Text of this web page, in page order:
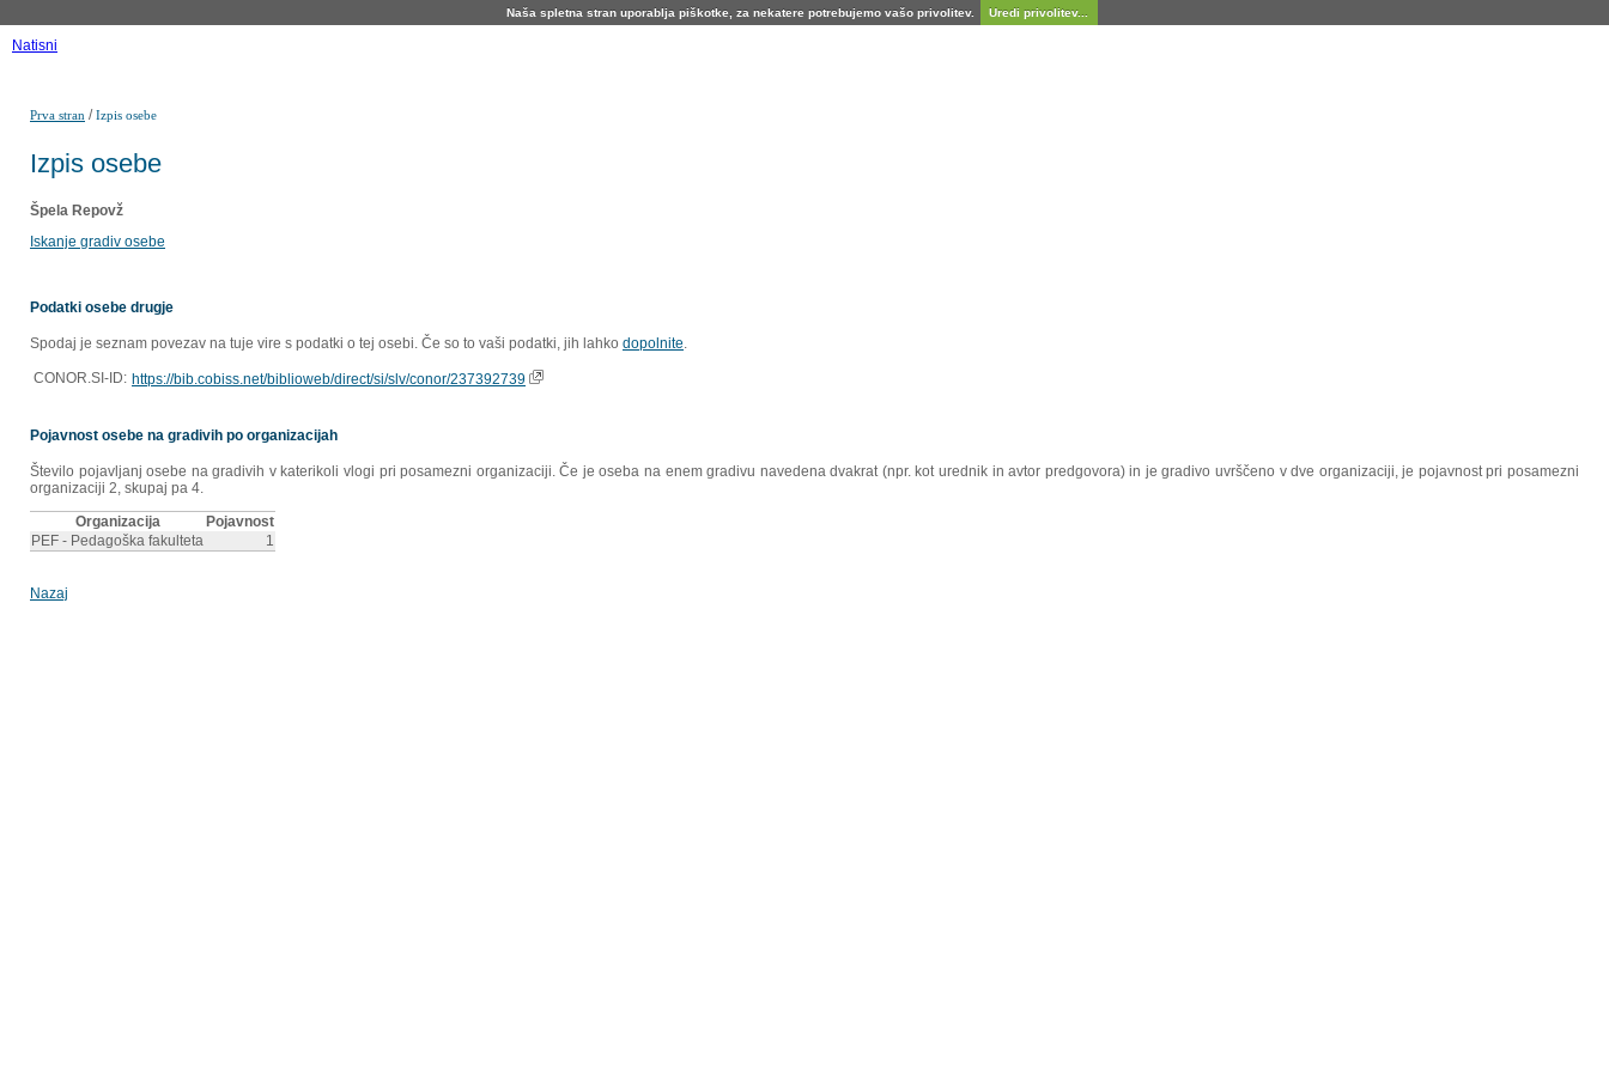
Naša spletna stran uporablja piškotke, za nekatere potrebujemo vašo privolitev. Uredi privolitev...
Natisni
Prva stran /Izpis osebe
Izpis osebe
Špela Repovž
Iskanje gradiv osebe
Podatki osebe drugje
Spodaj je seznam povezav na tuje vire s podatki o tej osebi. Če so to vaši podatki, jih lahko dopolnite.
CONOR.SI-ID: https://bib.cobiss.net/biblioweb/direct/si/slv/conor/237392739
Pojavnost osebe na gradivih po organizacijah
Število pojavljanj osebe na gradivih v katerikoli vlogi pri posamezni organizaciji. Če je oseba na enem gradivu navedena dvakrat (npr. kot urednik in avtor predgovora) in je gradivo uvrščeno v dve organizaciji, je pojavnost pri posamezni
organizaciji 2, skupaj pa 4.
Organizacija
Pojavnost
PEF - Pedagoška fakulteta
1
Nazaj